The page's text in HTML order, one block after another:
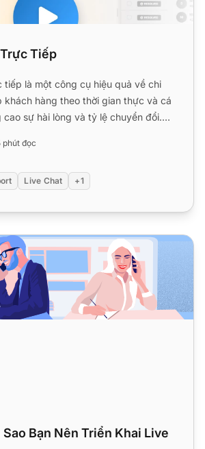
Tiếp
tiếp là một công cụ hiệu quả về chi
khách hàng theo thời gian thực và cá
cao sự hài lòng và tỷ lệ chuyển đổi.
phút đọc
Live Chat +1
Nên Triển Khai Live Chat
Sao Bạn Nên Triển Khai Live